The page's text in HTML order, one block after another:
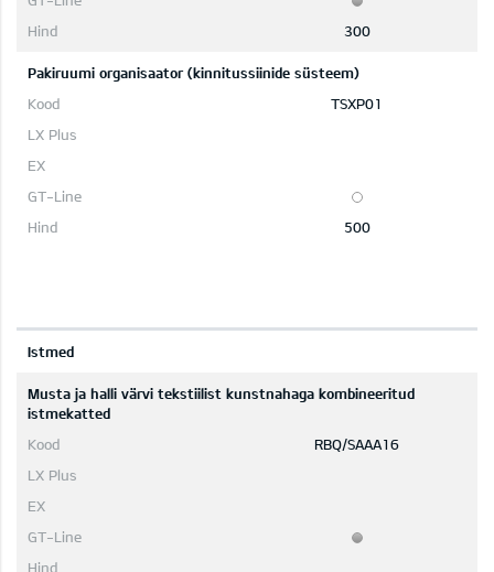
300
Pakiruumi organisaator (kinnitussiinide süsteem)
TSXP01
500
Istmed
Musta ja halli värvi tekstiilist kunstnahaga kombineeritud
istmekatted
RBQ/SAAA16